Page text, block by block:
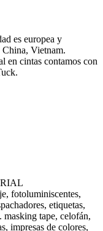
es europea y
China, Vietnam.
en cintas contamos con
fotoluminiscentes,
etiquetas,
tape, celofán,
impresas de colores,